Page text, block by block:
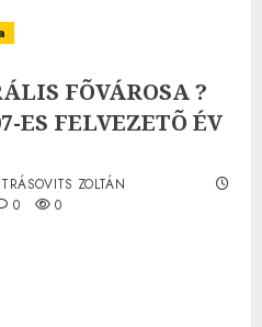
FÕVÁROSA ?
ES FELVEZETÕ ÉV
ZOLTÁN
0 0